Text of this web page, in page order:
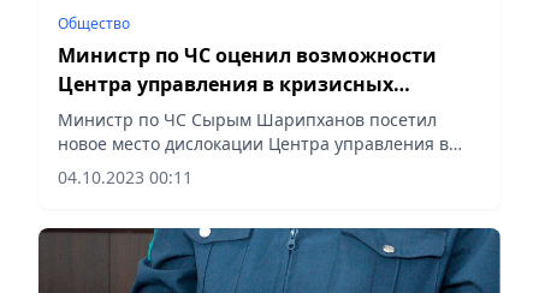
Общество
Министр по ЧС оценил возможности
Центра управления в кризисных
ситуациях
Министр по ЧС Сырым Шарипханов посетил
новое место дислокации Центра управления в
кризисных ситуациях МЧС и ознакомился с его
деятельностью и основными задачами, а также
04.10.2023 00:11